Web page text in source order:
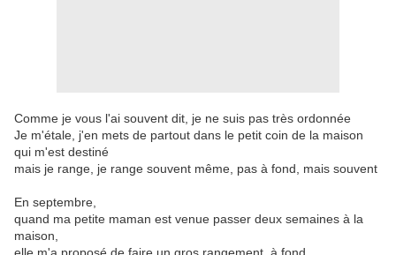
Comme je vous l'ai souvent dit, je ne suis pas très ordonnée
Je m'étale, j'en mets de partout dans le petit coin de la maison
qui m'est destiné
mais je range, je range souvent même, pas à fond, mais souvent
En septembre,
quand ma petite maman est venue passer deux semaines à la
maison,